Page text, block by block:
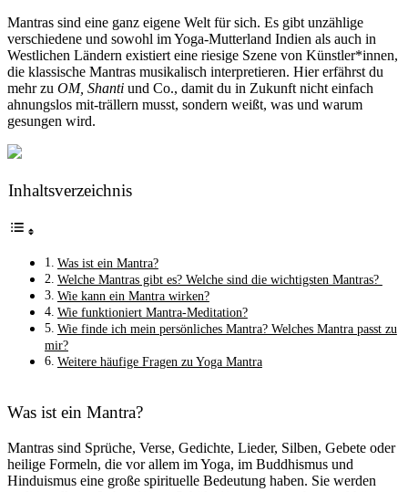
Mantras sind eine ganz eigene Welt für sich. Es gibt unzählige
verschiedene und sowohl im Yoga-Mutterland Indien als auch in
Westlichen Ländern existiert eine riesige Szene von Künstler*innen,
die klassische Mantras musikalisch interpretieren. Hier erfährst du
mehr zu OM, Shanti und Co., damit du in Zukunft nicht einfach
ahnungslos mit-trällern musst, sondern weißt, was und warum
gesungen wird.
Inhaltsverzeichnis
Was ist ein Mantra?
Welche Mantras gibt es? Welche sind die wichtigsten Mantras?
Wie kann ein Mantra wirken?
Wie funktioniert Mantra-Meditation?
Wie finde ich mein persönliches Mantra? Welches Mantra passt zu
mir?
Weitere häufige Fragen zu Yoga Mantra
Was ist ein Mantra?
Mantras sind Sprüche, Verse, Gedichte, Lieder, Silben, Gebete oder
heilige Formeln, die vor allem im Yoga, im Buddhismus und
Hinduismus eine große spirituelle Bedeutung haben. Sie werden